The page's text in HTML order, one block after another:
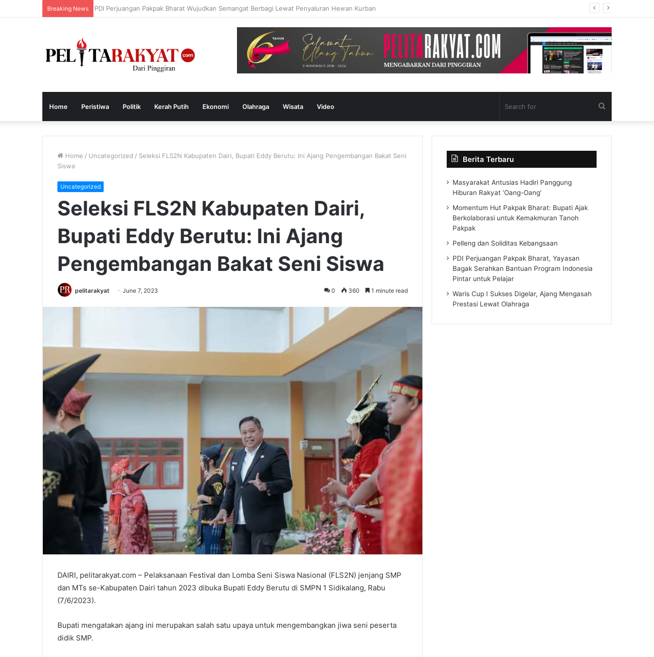
Breaking News PDI Perjuangan Pakpak Bharat Wujudkan Semangat Berbagi Lewat Penyaluran Hewan Kurban
Home Peristiwa Politik Kerah Putih Ekonomi Olahraga Wisata Video
for
Home / Uncategorized / Seleksi FLS2N Kabupaten Dairi, Bupati Eddy Berutu: Ini Ajang Pengembangan Bakat Seni
Siswa
Uncategorized
Seleksi FLS2N Kabupaten Dairi,
Bupati Eddy Berutu: Ini Ajang
Pengembangan Bakat Seni Siswa
pelitarakyat June 7, 2023 0 360 1 minute read
DAIRI, pelitarakyat.com – Pelaksanaan Festival dan Lomba Seni Siswa Nasional (FLS2N) jenjang SMP
dan MTs se-Kabupaten Dairi tahun 2023 dibuka Bupati Eddy Berutu di SMPN 1 Sidikalang, Rabu
(7/6/2023).
Bupati mengatakan ajang ini merupakan salah satu upaya untuk mengembangkan jiwa seni peserta
didik SMP.
Berita Terbaru
Masyarakat Antusias Hadiri Panggung
Hiburan Rakyat ‘Oang-Oang’
Momentum Hut Pakpak Bharat: Bupati Ajak
Berkolaborasi untuk Kemakmuran Tanoh
Pakpak
Pelleng dan Soliditas Kebangsaan
PDI Perjuangan Pakpak Bharat, Yayasan
Bagak Serahkan Bantuan Program Indonesia
Pintar untuk Pelajar
Waris Cup I Sukses Digelar, Ajang Mengasah
Prestasi Lewat Olahraga